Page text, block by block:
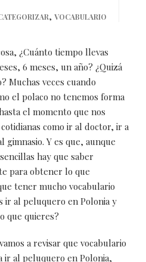
, VOCABULARIO
¿Cuánto tiempo llevas
6 meses, un año? ¿Quizá
Muchas veces cuando
el polaco no tenemos forma
el momento que nos
como ir al doctor, ir a
gimnasio. Y es que, aunque
hay que saber
para obtener lo que
tener mucho vocabulario
ir al peluquero en Polonia y
que quieres?
a revisar que vocabulario
al peluquero en Polonia,